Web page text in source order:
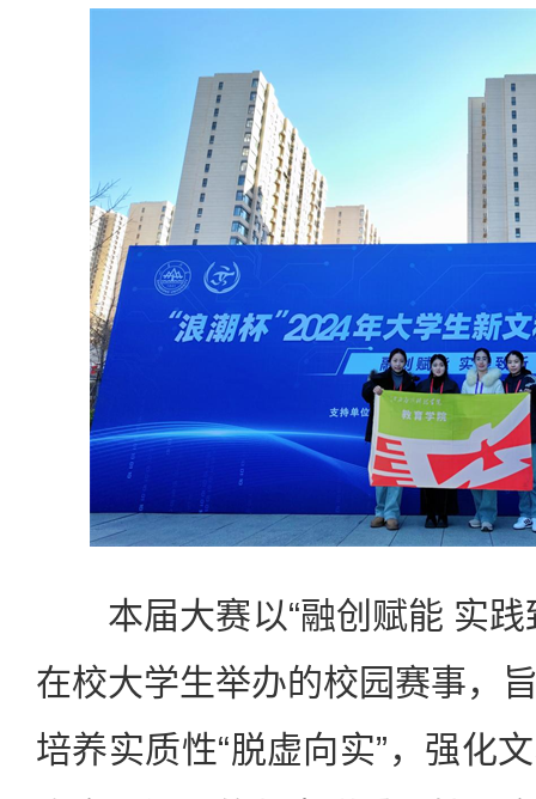
本届大赛以“融创赋能 实践
在校大学生举办的校园赛事，
培养实质性“脱虚向实”，强化